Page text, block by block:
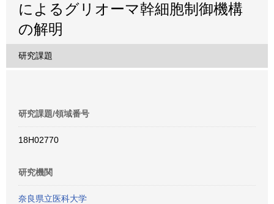
によるグリオーマ幹細胞制御機構
の解明
研究課題
研究課題/領域番号
18H02770
研究機関
奈良県立医科大学